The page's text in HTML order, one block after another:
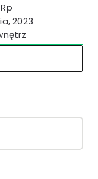
2023